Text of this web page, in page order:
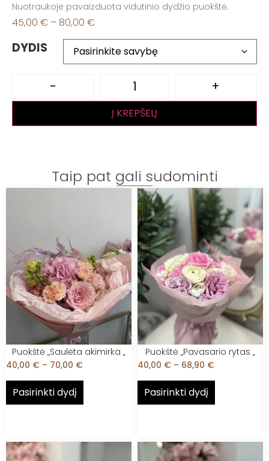
Nuotraukoje pavaizduota vidutinio dydžio puokštė.
45,00 € –80,00 €
DYDIS
- +
Į KREPŠELĮ
Taip pat gali sudominti
Puokštė „Saulėta akimirka „
40,00 € – 70,00 €
Pasirinkti dydį
Puokštė „Pavasario rytas „
40,00 € – 68,90 €
Pasirinkti dydį